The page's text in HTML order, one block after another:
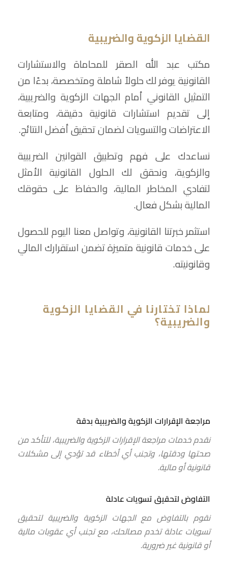
القضايا الزكوية والضريبية
مكتب عبد الله الصقر للمحاماة والاستشارات
القانونية يوفر لك حلولاً شاملة ومتخصصة، بدءًا من
التمثيل القانوني أمام الجهات الزكوية والضريبية،
إلى تقديم استشارات قانونية دقيقة، ومتابعة
الاعتراضات والتسويات لضمان تحقيق أفضل النتائج.
نساعدك على فهم وتطبيق القوانين الضريبية
والزكوية، ونحقق لك الحلول القانونية الأمثل
لتفادي المخاطر المالية، والحفاظ على حقوقك
المالية بشكل فعال.
استثمر خبرتنا القانونية، وتواصل معنا اليوم للحصول
على خدمات قانونية متميزة تضمن استقرارك المالي
وقانونيته.
لماذا تختارنا في القضايا الزكوية
والضريبية؟
مراجعة الإقرارات الزكوية والضريبية بدقة
نقدم خدمات مراجعة الإقرارات الزكوية والضريبية، للتأكد من
صحتها ودقتها، وتجنب أي أخطاء قد تؤدي إلى مشكلات
قانونية أو مالية.
التفاوض لتحقيق تسويات عادلة
نقوم بالتفاوض مع الجهات الزكوية والضريبية لتحقيق
تسويات عادلة تخدم مصالحك، مع تجنب أي عقوبات مالية
أو قانونية غير ضرورية.